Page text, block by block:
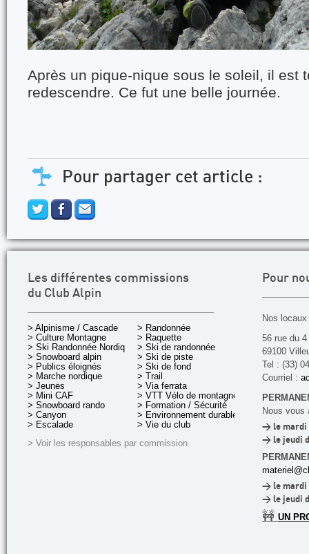
Après un pique-nique sous le soleil, il est
redescendre. Ce fut une belle journée.
Pour partager cet article :
Les différentes commissions
du Club Alpin
> Alpinisme / Cascade
> Culture Montagne
> Ski Randonnée Nordique
> Snowboard alpin
> Publics éloignés
> Marche nordique
> Jeunes
> Mini CAF
> Snowboard rando
> Canyon
> Escalade
> Randonnée
> Raquette
> Ski de randonnée
> Ski de piste
> Ski de fond
> Trail
> Via ferrata
> VTT Vélo de montagne
> Formation / Sécurité
> Environnement durable
> Vie du club
> Voir les responsables par commission
Pour
Nos
56 rue du
69100
Tel : (33)
Courriel :
Nous vous
> le mardi
> le jeudi
> le mardi
> le jeudi
🚧 UN